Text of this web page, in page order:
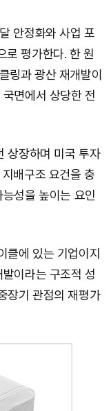
안정화와 사업 포
로 평가한다. 한 원
링과 광산 재개발이
면에서 상당한 전
상장하며 미국 투자
배구조 요건을 충
성을 높이는 요인
클에 있는 기업이지
이라는 구조적 성
장기 관점의 재평가